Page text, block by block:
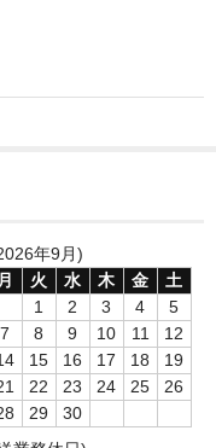
年9月)
月 火 水 木 金
土
1
2 3 4
5
7 8 9 10 11
12
15 16 17 18
19
22 23 24 25
26
29
30